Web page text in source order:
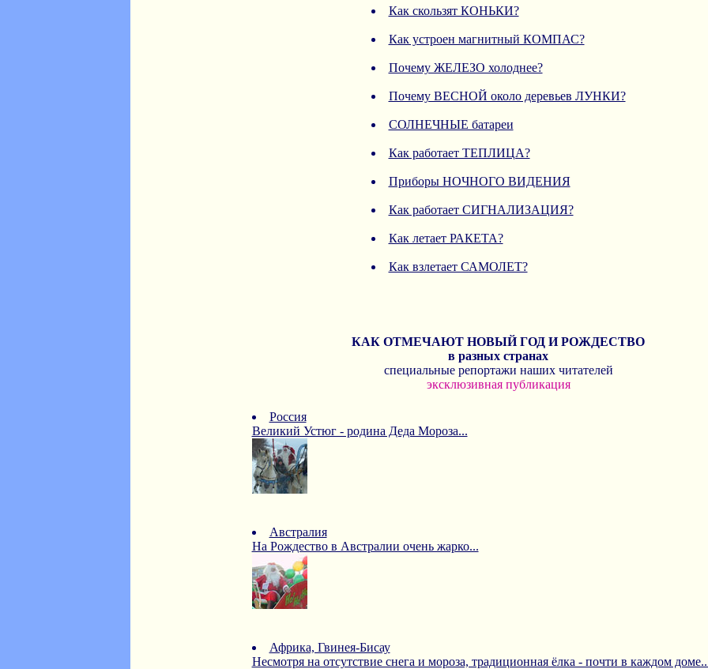
Как скользят КОНЬКИ?
Как устроен магнитный КОМПАС?
Почему ЖЕЛЕЗО холоднее?
Почему ВЕСНОЙ около деревьев ЛУНКИ?
СОЛНЕЧНЫЕ батареи
Как работает ТЕПЛИЦА?
Приборы НОЧНОГО ВИДЕНИЯ
Как работает СИГНАЛИЗАЦИЯ?
Как летает РАКЕТА?
Как взлетает САМОЛЕТ?
КАК ОТМЕЧАЮТ НОВЫЙ ГОД И РОЖДЕСТВО
в разных странах
специальные репортажи наших читателей
эксклюзивная публикация
Россия
Великий Устюг - родина Деда Мороза...
Австралия
На Рождество в Австралии очень жарко...
Африка, Гвинея-Бисау
Несмотря на отсутствие снега и мороза, традиционная ёлка - почти в каждом